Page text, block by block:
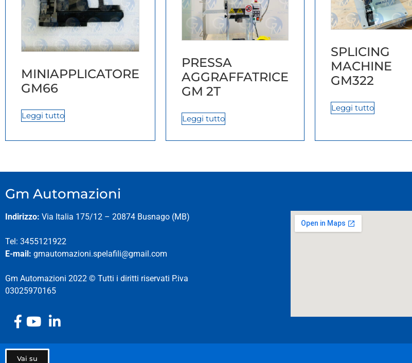
MINIAPPLICATORE
GM66
Leggi tutto
PRESSA
AGGRAFFATRICE
GM 2T
Leggi tutto
SPLICING
MACHINE
GM322
Leggi tutto
Gm Automazioni
Indirizzo: Via Italia 175/12 – 20874 Busnago (MB)
Tel: 3455121922
E-mail: gmautomazioni.spelafili@gmail.com
Gm Automazioni 2022 © Tutti i diritti riservati P.iva
03025970165
Vai su